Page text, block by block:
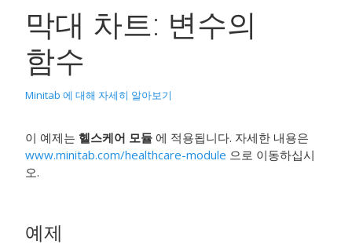
막대 차트: 변수의
함수
Minitab 에 대해 자세히 알아보기
이 예제는 헬스케어 모듈 에 적용됩니다. 자세한 내용은
www.minitab.com/healthcare-module 으로 이동하십시
오.
예제